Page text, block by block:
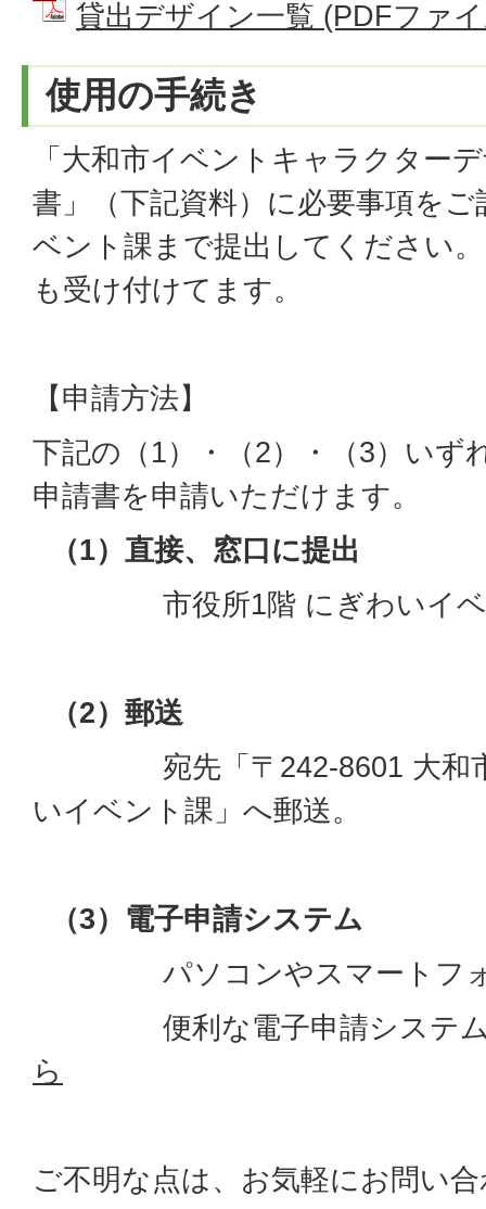
貸出デザイン一覧 (PDFファ
使用の手続き
「大和市イベントキャラクター
書」（下記資料）に必要事項を
ベント課まで提出してください
も受け付けてます。
【申請方法】
下記の（1）・（2）・（3）いず
申請書を申請いただけます。
（1）直接、窓口に提出
市役所1階 にぎわいイベン
（2）郵送
宛先「〒242-8601 大和市
いイベント課」へ郵送。
（3）電子申請システム
パソコンやスマートフォ
便利な電子申請システム
ら
ご不明な点は、お気軽にお問い